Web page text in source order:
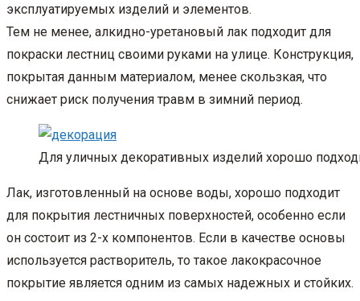
эксплуатируемых изделий и элементов.
Тем не менее, алкидно-уретановый лак подходит для
покраски лестниц своими руками на улице. Конструкция,
покрытая данным материалом, менее скользкая, что
снижает риск получения травм в зимний период.
Для уличных декоративных изделий хорошо
Лак, изготовленный на основе воды, хорошо подходит
для покрытия лестничных поверхностей, особенно если
он состоит из 2-х компонентов. Если в качестве основы
используется растворитель, то такое лакокрасочное
покрытие является одним из самых надежных и стойких.